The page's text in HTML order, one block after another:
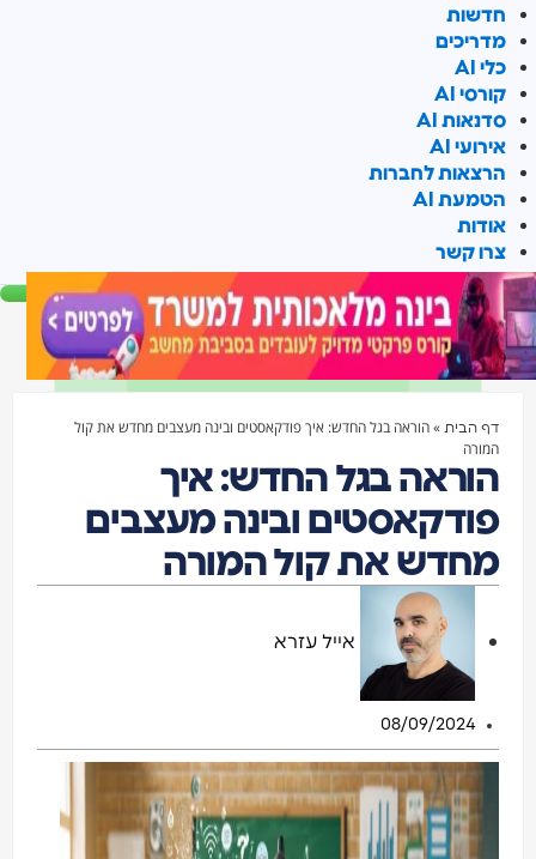
חדשות
מדריכים
כלי AI
קורסי AI
סדנאות AI
אירועי AI
הרצאות לחברות
הטמעת AI
אודות
צרו קשר
דף הבית»הוראה בגל החדש: איך פודקאסטים ובינה מעצבים מחדש את קול
המורה
הוראה בגל החדש: איך
פודקאסטים ובינה מעצבים
מחדש את קול המורה
אייל עזרא
08/09/2024